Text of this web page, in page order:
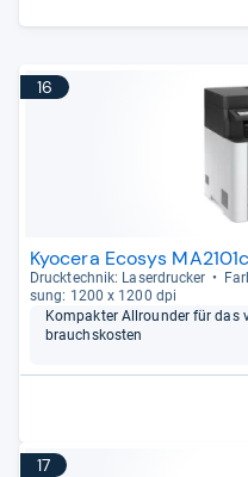
16
Kyocera Ecosys
Druck­tech­nik: Laser­dru­cker
sung: 1200 x 1200 dpi
Kom­pak­ter All­roun­der für das
brauchs­kos­ten
17